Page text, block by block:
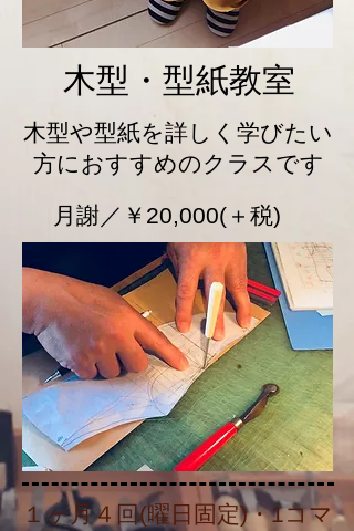
​木型・型紙教室
木型や型紙を詳しく学びたい
方におすすめのクラスです
​月謝／￥20,000(＋税)
１ヶ月４回(曜日固定)​・1コマ